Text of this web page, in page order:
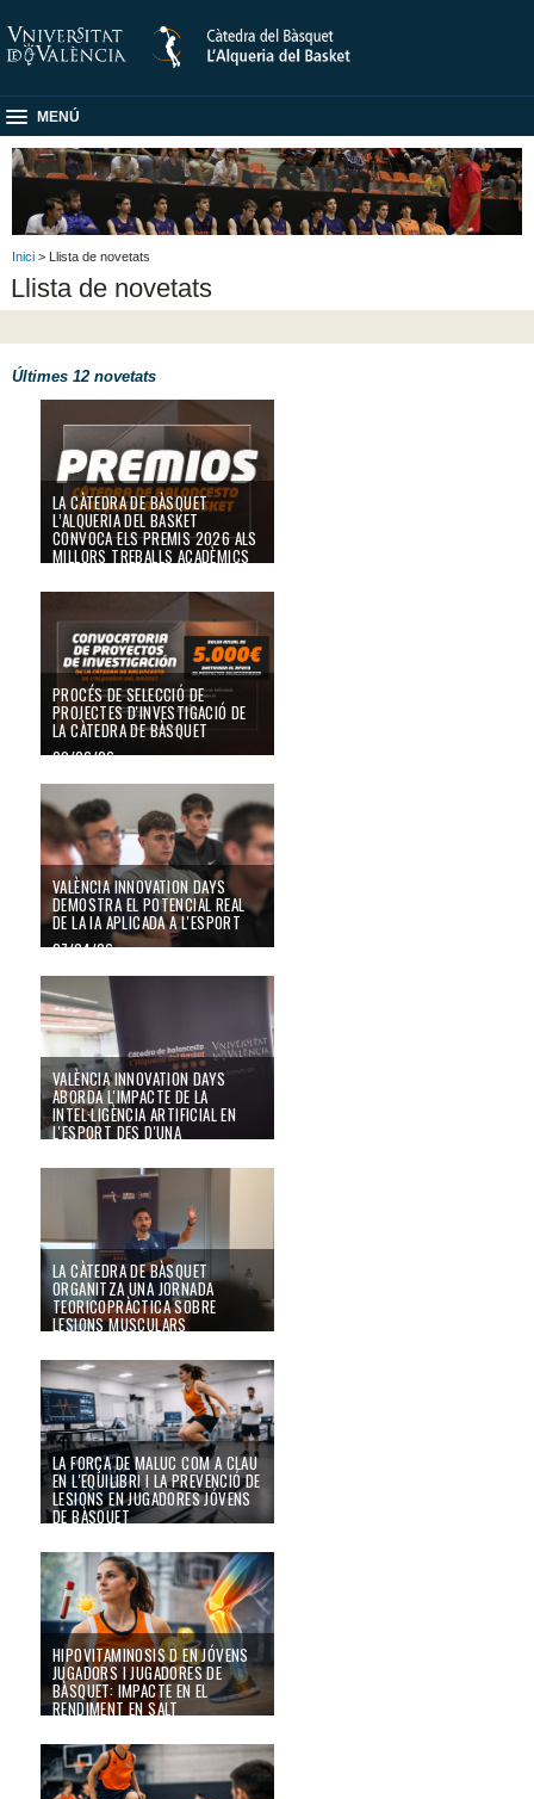
MENÚ
Inici > Llista de novetats
Llista de novetats
Últimes 12 novetats
La Càtedra de Bàsquet L’Alqueria del Basket convoca els Premis 2026 als
LA CÀTEDRA DE BÀSQUET
L’ALQUERIA DEL BASKET
CONVOCA ELS PREMIS 2026 ALS
MILLORS TREBALLS ACADÈMICS
Procés de selecció de projectes d'investigació de la Càtedra de Bàsquet
PROCÉS DE SELECCIÓ DE
PROJECTES D'INVESTIGACIÓ DE
LA CÀTEDRA DE BÀSQUET
09/06/26
València Innovation Days demostra el potencial real de la IA aplicada a
VALÈNCIA INNOVATION DAYS
DEMOSTRA EL POTENCIAL REAL
DE LA IA APLICADA A L'ESPORT
27/04/26
València Innovation Days aborda l'impacte de la intel·ligència artificial en
VALÈNCIA INNOVATION DAYS
ABORDA L'IMPACTE DE LA
INTEL·LIGÈNCIA ARTIFICIAL EN
L'ESPORT DES D'UNA
14/04/26
La Càtedra de Bàsquet organitza una jornada teoricopràctica sobre lesions
LA CÀTEDRA DE BÀSQUET
ORGANITZA UNA JORNADA
TEORICOPRÀCTICA SOBRE
LESIONS MUSCULARS
La força de maluc com a clau en l'equilibri i la prevenció de lesions en
LA FORÇA DE MALUC COM A CLAU
EN L'EQUILIBRI I LA PREVENCIÓ DE
LESIONS EN JUGADORES JÓVENS
DE BÀSQUET
Hipovitaminosis D en jóvens jugadors i jugadores de bàsquet: impacte en
HIPOVITAMINOSIS D EN JÓVENS
JUGADORS I JUGADORES DE
BÀSQUET: IMPACTE EN EL
RENDIMENT EN SALT
Importen les asimetries entre cames en el rendiment dels jóvens jugadors